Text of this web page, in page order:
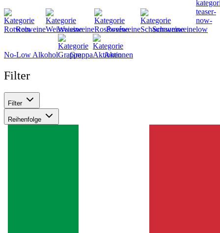
Rotweine Weissweine Roséweine Schaumweine
No-Low Alkohol Grappa Aktionen
Filter
Filter
Reihenfolge